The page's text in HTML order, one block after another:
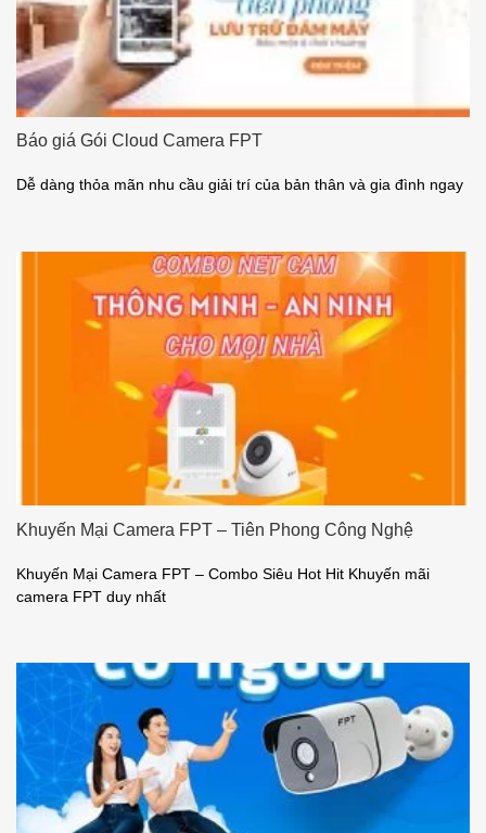
Báo giá Gói Cloud Camera FPT
Dễ dàng thỏa mãn nhu cầu giải trí của bản thân và gia đình ngay
Khuyến Mại Camera FPT – Tiên Phong Công Nghệ
Khuyến Mại Camera FPT – Combo Siêu Hot Hit Khuyến mãi
camera FPT duy nhất